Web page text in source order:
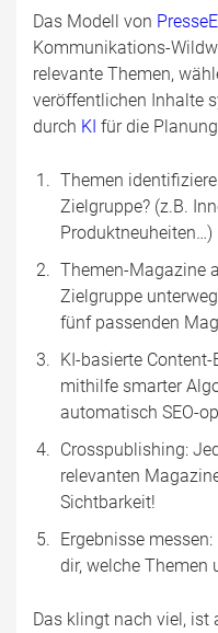
Das Modell von
Kommunikations-
relevante Themen,
veröffentlichen Inhalte
durch KI für die
Themen
Zielgruppe? (z.B.
Produktneuheiten…)
Themen-Magazine
Zielgruppe
fünf passenden
KI-basierte
mithilfe smarter
automatisch SEO-
Crosspublishing:
relevanten
Sichtbarkeit!
Ergebnisse
dir, welche Themen
Das klingt nach viel, ist